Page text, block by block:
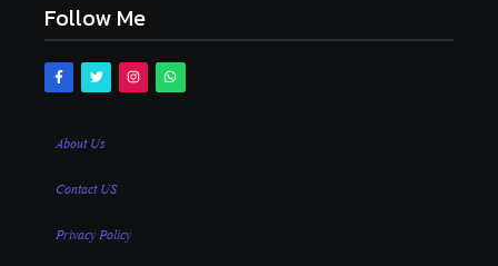
Follow Me
About Us
Contact US
Privacy Policy